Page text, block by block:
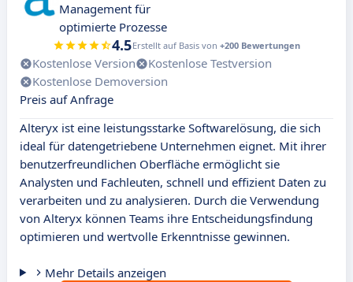
Management für
optimierte Prozesse
4.5Erstellt auf Basis von +200 Bewertungen
Kostenlose Version
Kostenlose Testversion
Kostenlose Demoversion
Preis auf Anfrage
Alteryx ist eine leistungsstarke Softwarelösung, die sich
ideal für datengetriebene Unternehmen eignet. Mit ihrer
benutzerfreundlichen Oberfläche ermöglicht sie
Analysten und Fachleuten, schnell und effizient Daten zu
verarbeiten und zu analysieren. Durch die Verwendung
von Alteryx können Teams ihre Entscheidungsfindung
optimieren und wertvolle Erkenntnisse gewinnen.
Mehr Details anzeigen